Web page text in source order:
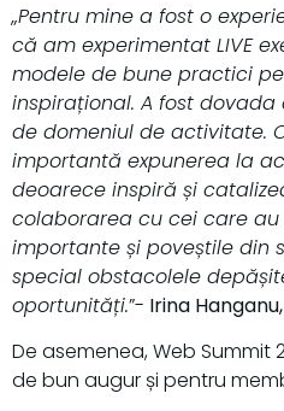
„Pentru mine a fost o
că am experimentat LIVE
modele de bune practici
inspirațional. A fost
de domeniul de activitate.
importantă expunerea la
deoarece inspiră și
colaborarea cu cei care au
importante și poveștile din
special obstacolele
oportunități.”- Irina
De asemenea, Web Summit
de bun augur și pentru